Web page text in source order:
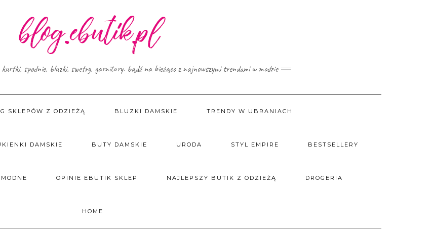
spodnie, bluzki, swetry, garnitury. bądź na bieżąco z najnowszymi trendami w modzie
SKLEPÓW Z ODZIEŻĄ BLUZKI DAMSKIE TRENDY W UBRANIACH
DAMSKIE BUTY DAMSKIE URODA STYL EMPIRE BESTSELLERY
OPINIE EBUTIK SKLEP NAJLEPSZY BUTIK Z ODZIEŻĄ DROGERIA
HOME